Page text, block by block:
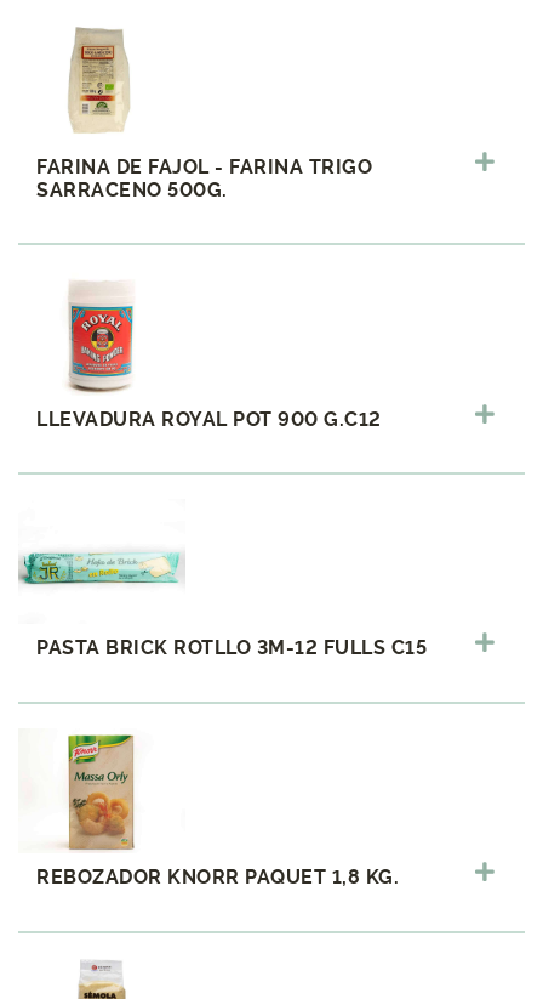
FARINA DE FAJOL - FARINA TRIGO
SARRACENO 500G.
LLEVADURA ROYAL POT 900 G.C12
PASTA BRICK ROTLLO 3M-12 FULLS C15
REBOZADOR KNORR PAQUET 1,8 KG.